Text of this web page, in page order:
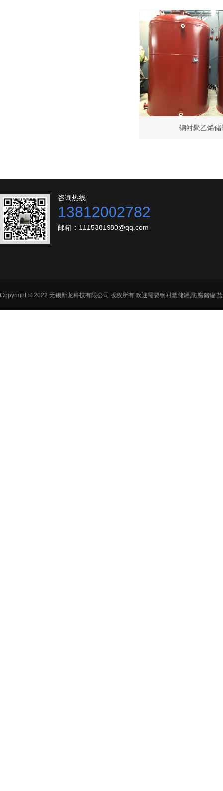
钢衬聚乙烯储
咨询热线:
13812002782
邮箱：1115381980@qq.com
Copyright © 2022 无锡新龙科技有限公司 版权所有 欢迎需要钢衬塑储罐,防腐储